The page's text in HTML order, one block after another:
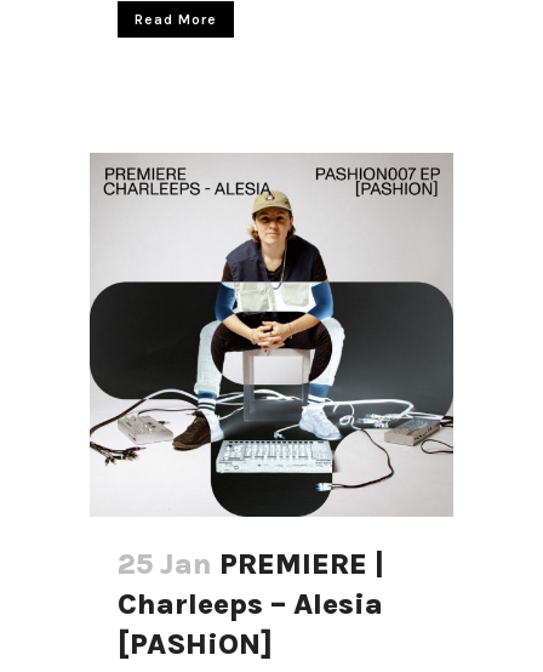
Read More
25 Jan PREMIERE |
Charleeps – Alesia
[PASHiON]